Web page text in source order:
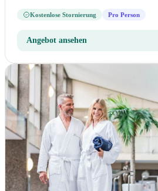
Kostenlose Stornierung Pro Person
Angebot ansehen